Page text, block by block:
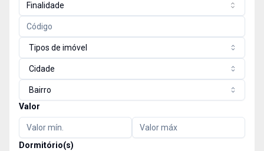
Finalidade
Tipos de imóvel
Cidade
Bairro
Valor
Dormitório(s)